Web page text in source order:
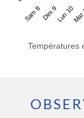
Sam 8Dim 9Lun 10
Températures